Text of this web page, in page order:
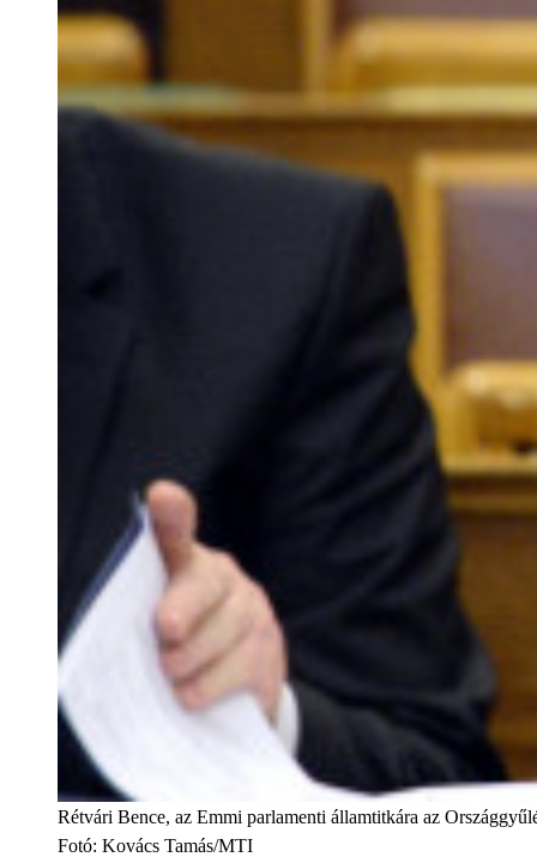
Rétvári Bence, az Emmi parlamenti államtitkára az
Fotó: Kovács Tamás/MTI